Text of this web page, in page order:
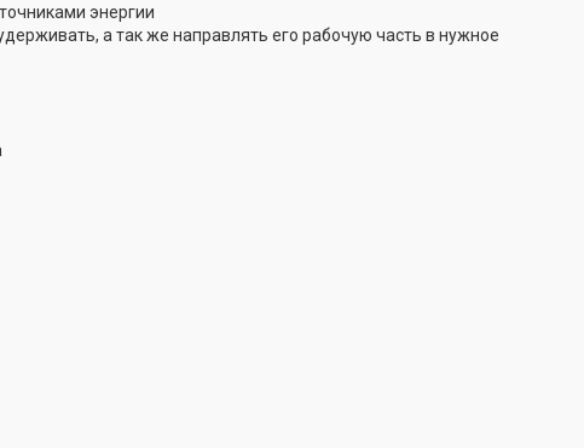
энергии
а так же направлять его рабочую часть в нужное